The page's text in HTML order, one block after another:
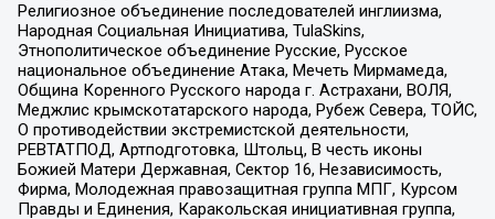
Религиозное объединение последователей инглиизма,
Народная Социальная Инициатива, TulaSkins,
Этнополитическое объединение Русские, Русское
национальное объединение Атака, Мечеть Мирмамеда,
Община Коренного Русского народа г. Астрахани, ВОЛЯ,
Меджлис крымскотатарского народа, Рубеж Севера, ТОЙС,
О противодействии экстремистской деятельности,
РЕВТАТПОД, Артподготовка, Штольц, В честь иконы
Божией Матери Державная, Сектор 16, Независимость,
Фирма, Молодежная правозащитная группа МПГ, Курсом
Правды и Единения, Каракольская инициативная группа,